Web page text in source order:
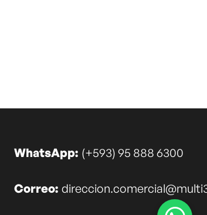
WhatsApp: (+593) 95 888 6300
Correo: